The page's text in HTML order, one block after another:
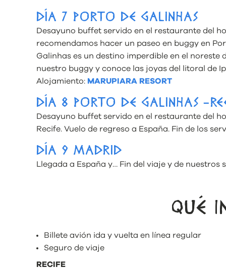
DÍA 7 PORTO DE GALINHAS
Desayuno buffet servido en el restaurante del
recomendamos hacer un paseo en buggy en
Galinhas es un destino imperdible en el noreste
nuestro buggy y conoce las joyas del litoral de
Alojamiento: MARUPIARA RESORT
DÍA 8 PORTO DE GALINHAS -
Desayuno buffet servido en el restaurante del
Recife. Vuelo de regreso a España. Fin de los
DÍA 9 MADRID
Llegada a España y… Fin del viaje y de nuestros
QUÉ
Billete avión ida y vuelta en línea regular
Seguro de viaje
RECIFE